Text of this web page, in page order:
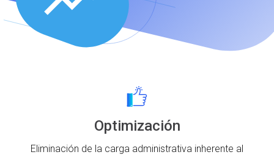
Optimización
Eliminación de la carga administrativa inherente al